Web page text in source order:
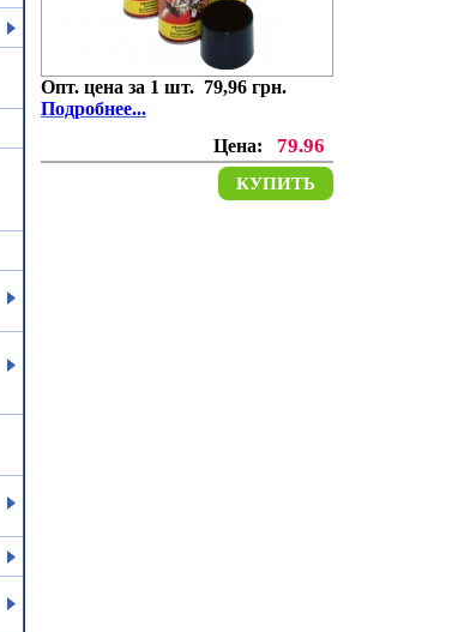
Опт. цена за 1 шт. 79,96 грн.
Подробнее...
Цена:
79.96
КУПИТЬ